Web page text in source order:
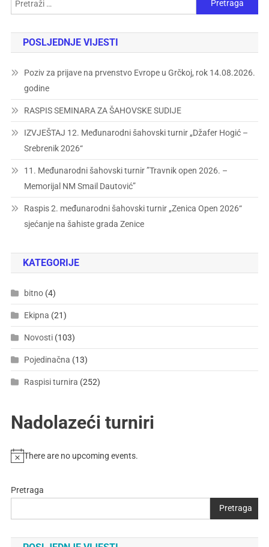
POSLJEDNJE VIJESTI
Poziv za prijave na prvenstvo Evrope u Grčkoj, rok 14.08.2026.
godine
RASPIS SEMINARA ZA ŠAHOVSKE SUDIJE
IZVJEŠTAJ 12. Međunarodni šahovski turnir „Džafer Hogić –
Srebrenik 2026“
11. Međunarodni šahovski turnir ”Travnik open 2026. –
Memorijal NM Smail Dautović”
Raspis 2. međunarodni šahovski turnir „Zenica Open 2026“
sjećanje na šahiste grada Zenice
KATEGORIJE
bitno(4)
Ekipna (21)
Novosti(103)
Pojedinačna (13)
Raspisi turnira (252)
Nadolazeći turniri
There are no upcoming events.
Pretraga
Pretraga